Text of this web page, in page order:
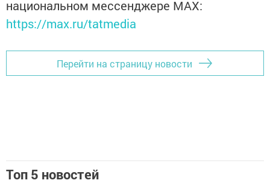
национальном мессенджере MАХ:
https://max.ru/tatmedia
Перейти на страницу новости
Топ 5 новостей